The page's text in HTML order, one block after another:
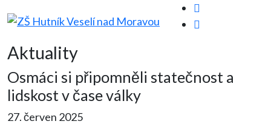
Aktuality
Osmáci si připomněli statečnost a
lidskost v čase války
27. červen 2025